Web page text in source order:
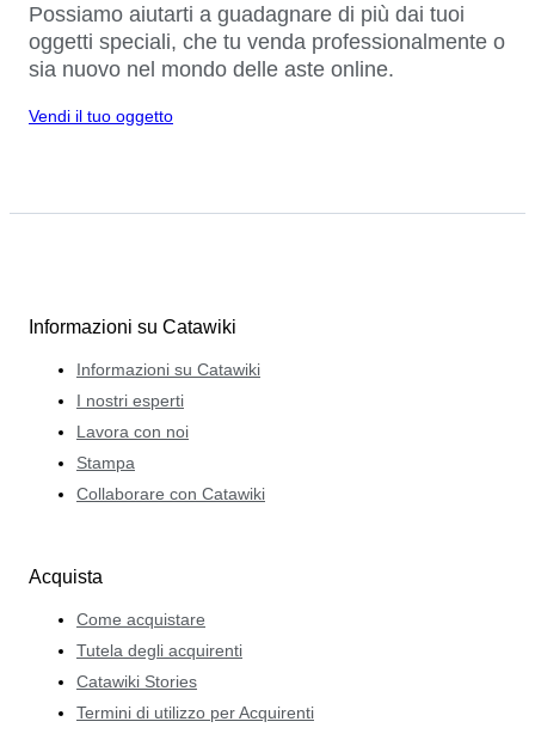
Possiamo aiutarti a guadagnare di più dai tuoi
oggetti speciali, che tu venda professionalmente o
sia nuovo nel mondo delle aste online.
Vendi il tuo oggetto
Informazioni su Catawiki
Informazioni su Catawiki
I nostri esperti
Lavora con noi
Stampa
Collaborare con Catawiki
Acquista
Come acquistare
Tutela degli acquirenti
Catawiki Stories
Termini di utilizzo per Acquirenti